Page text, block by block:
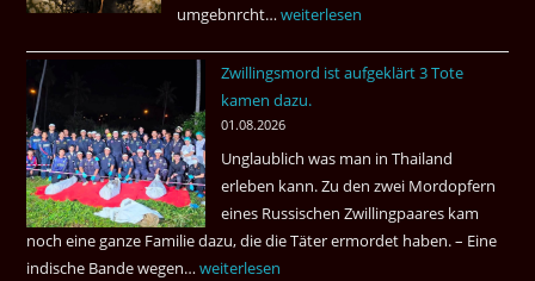
umgebnrcht…Nach
Jahren,
ist
der
Mörder
wieder
frei
?
weiterlesen
Zwillingsmord ist aufgeklärt 3 Tote
kamen dazu.
01.08.2026
Unglaublich was man in Thailand
erleben kann. Zu den zwei Mordopfern
eines Russischen Zwillingpaares kam
noch eine ganze Familie dazu, die die Täter ermordet haben. – Eine
indische Bande wegen…Zwillingsmord
weiterlesen